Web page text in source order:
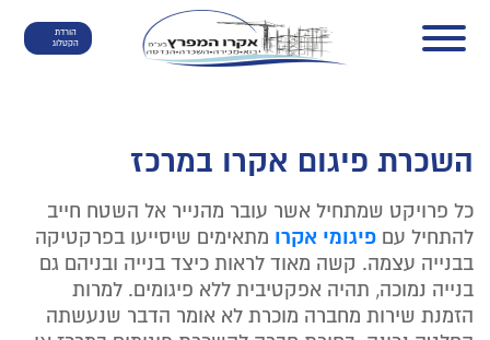
הורדת
הקטלוג
השכרת פיגום אקרו במרכז
כל פרויקט שמתחיל אשר עובר מהנייר אל השטח חייב
להתחיל עם פיגומי אקרו מתאימים שיסייעו בפרקטיקה
בבנייה עצמה. קשה מאוד לראות כיצד בנייה ובניהם גם
בנייה נמוכה, תהיה אפקטיבית ללא פיגומים. למרות
הזמנת שירות מחברה מוכרת לא אומר הדבר שנעשתה